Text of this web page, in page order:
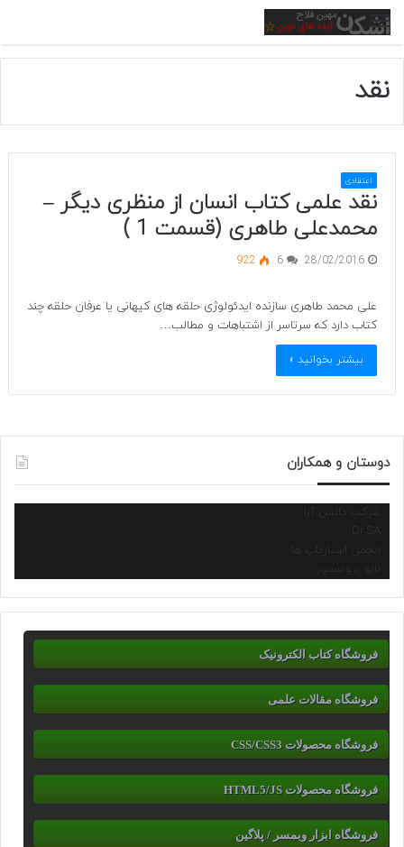
منو
نقد
اعتقادی
نقد علمی کتاب انسان از منظری دیگر –
محمدعلی طاهری (قسمت 1 )
28/02/2016
6
922
علی محمد طاهری سازنده ایدئولوژی حلقه های کیهانی یا عرفان حلقه چند
کتاب دارد که سرتاسر از اشتباهات و مطالب…
بیشتر بخوانید »
دوستان و همکاران
شرکت دانش آرا
انجمن استارتاپ ها
نانو پروسسور
فروشگاه کتاب الکترونیک
فروشگاه مقالات علمی
فروشگاه محصولات CSS/CSS3
فروشگاه محصولات HTML5/JS
فروشگاه ابزار وبمسر / پلاگین